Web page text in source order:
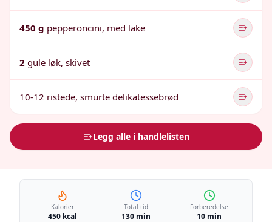
450 g pepperoncini, med lake
2 gule løk, skivet
10-12 ristede, smurte delikatessebrød
Legg alle i handlelisten
Kalorier
450 kcal
Total tid
130 min
Forberedelse
10 min